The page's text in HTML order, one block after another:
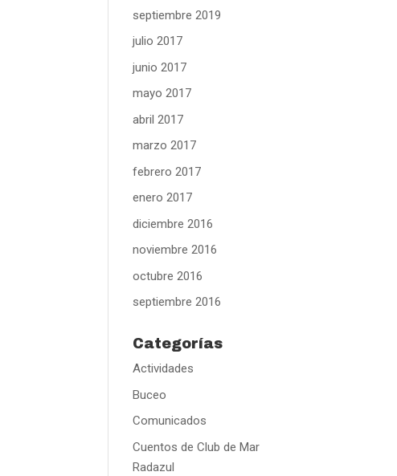
septiembre 2019
julio 2017
junio 2017
mayo 2017
abril 2017
marzo 2017
febrero 2017
enero 2017
diciembre 2016
noviembre 2016
octubre 2016
septiembre 2016
Categorías
Actividades
Buceo
Comunicados
Cuentos de Club de Mar
Radazul